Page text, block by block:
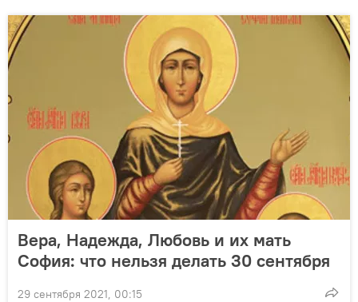
Вера, Надежда, Любовь и их мать
София: что нельзя делать 30 сентября
29 сентября 2021, 00:15